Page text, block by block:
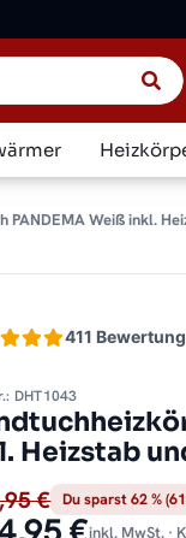
Weiß inkl.
411
DHT1043
Heizstab
€ Du sparst 62 %
inkl. MwSt. ·